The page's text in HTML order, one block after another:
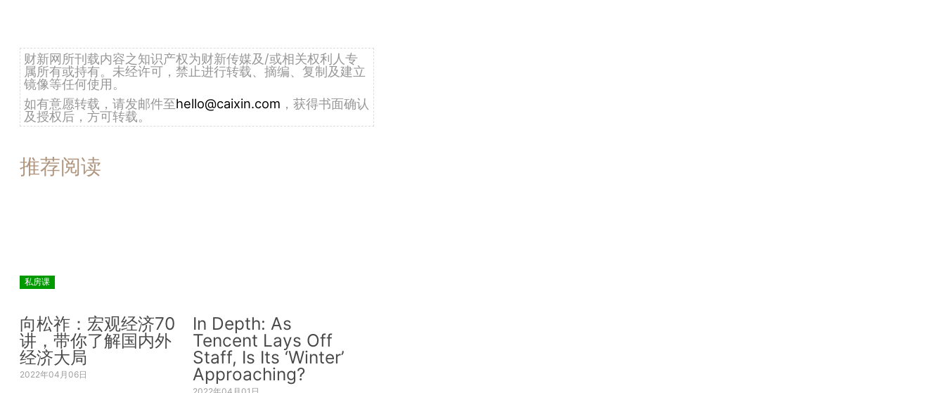
财新网所刊载内容之知识产权为财新传媒及/或相关权利人专
属所有或持有。未经许可，禁止进行转载、摘编、复制及建立
镜像等任何使用。
如有意愿转载，请发邮件至hello@caixin.com ，获得书面确认
及授权后，方可转载。
推荐阅读
私房课
向松祚：宏观经济70
讲，带你了解国内外
经济大局
2022年04月06日
In Depth: As
Tencent Lays Off
Staff, Is Its ‘Winter’
Approaching?